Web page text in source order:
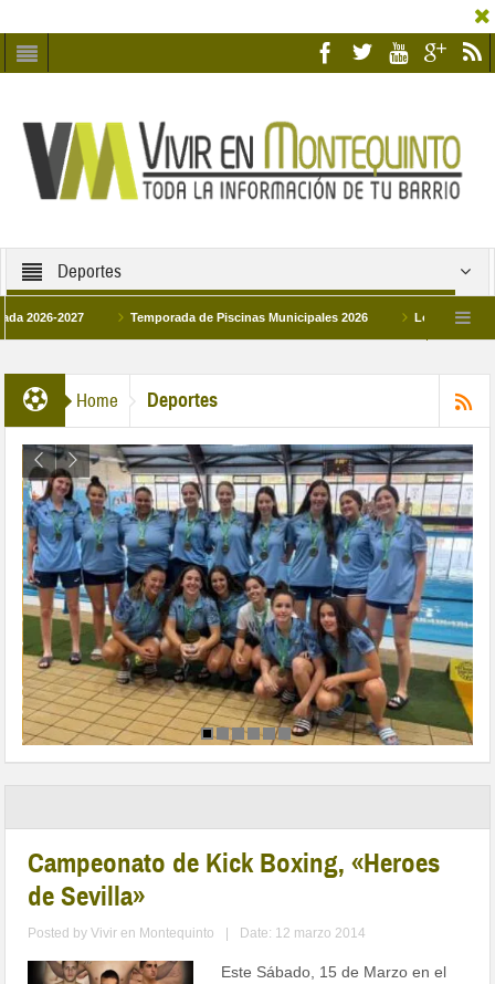
Deportes
2027 Temporada de Piscinas Municipales 2026 Los Campus de
Home Deportes
Campeonato de Kick Boxing, «Heroes
de Sevilla»
Posted byVivir en Montequinto Date: 12 marzo 2014
Este Sábado, 15 de Marzo en el